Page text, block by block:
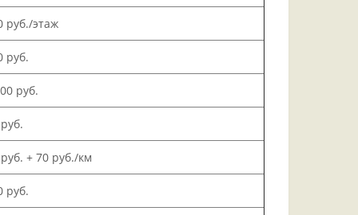
руб./этаж
руб.
руб.
+ 70 руб./км
руб.